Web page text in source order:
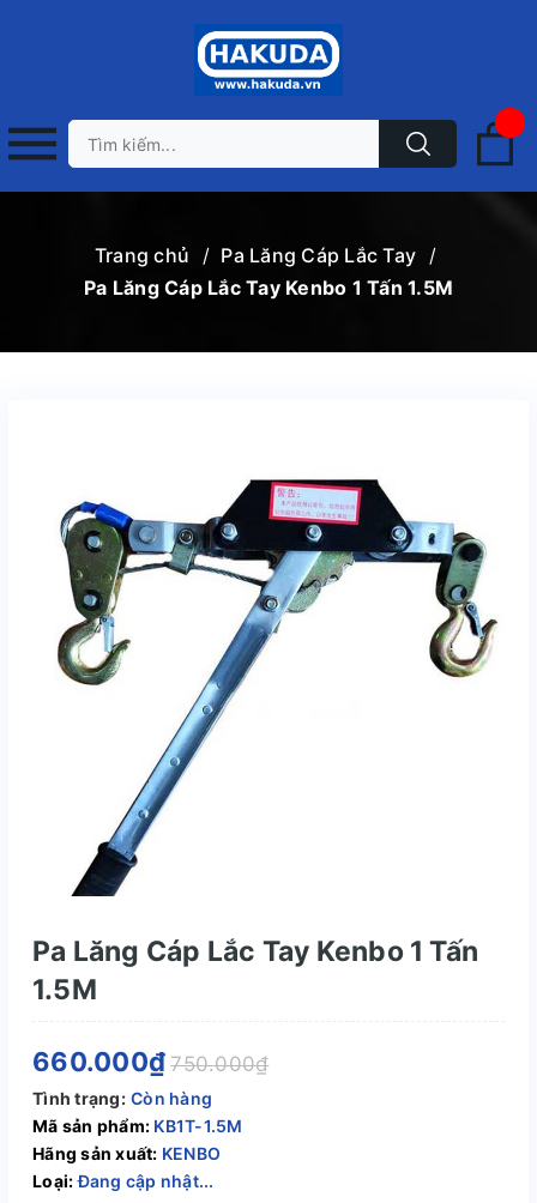
Trang chủ / Pa Lăng Cáp Lắc Tay /
Pa Lăng Cáp Lắc Tay Kenbo 1 Tấn 1.5M
Pa Lăng Cáp Lắc Tay Kenbo 1 Tấn
1.5M
660.000₫ 750.000₫
Tình trạng: Còn hàng
Mã sản phẩm: KB1T-1.5M
Hãng sản xuất: KENBO
Loại:Đang cập nhật...